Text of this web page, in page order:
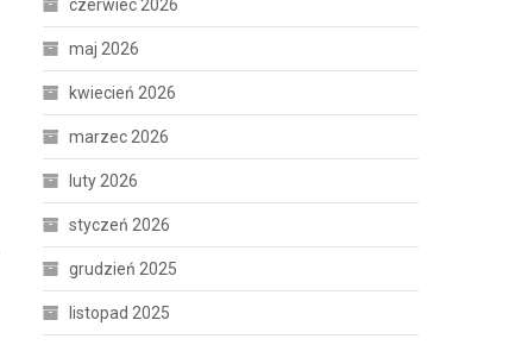
czerwiec 2026
maj 2026
kwiecień 2026
marzec 2026
luty 2026
styczeń 2026
grudzień 2025
listopad 2025